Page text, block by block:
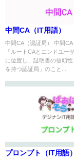
中間CA（IT用語）
中間CA（認証局） 中間
「ルートCAとエンドユー
に位置し、証明書の信頼
を持つ認証局」のこと...
プロンプト（IT用語）